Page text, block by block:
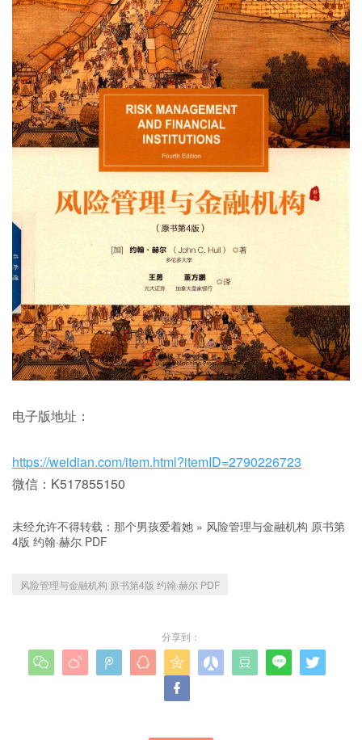
电子版地址：
https://weidian.com/item.html?itemID=2790226723
微信：K517855150
未经允许不得转载： 那个男孩爱着她 » 风险管理与金融机构 原书第
4版 约翰·赫尔 PDF
风险管理与金融机构 原书第4版 约翰·赫尔 PDF
分享到：
       

